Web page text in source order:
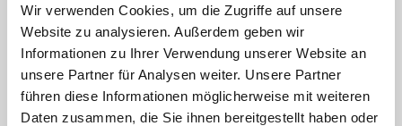
Wir verwenden Cookies, um die Zugriffe auf unsere
Website zu analysieren. Außerdem geben wir
Informationen zu Ihrer Verwendung unserer Website an
unsere Partner für Analysen weiter. Unsere Partner
führen diese Informationen möglicherweise mit weiteren
Daten zusammen, die Sie ihnen bereitgestellt haben oder